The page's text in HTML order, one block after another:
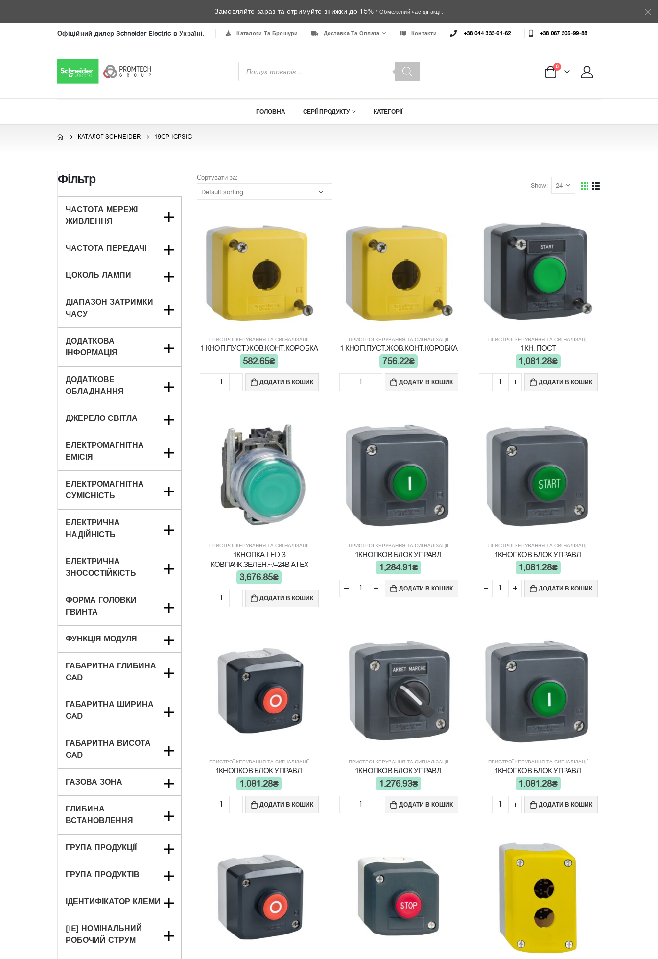
Замовляйте зараз та отримуйте знижки до 15% * Обмежений час дії акції.
Офіційний дилер Schneider Electric в Україні. Каталоги Та Брошури Доставка Та Оплата Контакти +38 044 333-61-62 +38 067 305-99-88
Пошук
товарів
0
ГОЛОВНА СЕРІЇ ПРОДУКТУ КАТЕГОРІЇ
КАТАЛОГ SCHNEIDER 19GP-IGPSIG
Сортувати за:
Show:
ПРИСТРОЇ КЕРУВАННЯ ТА СИГНАЛІЗАЦІЇ
1 КНОП.ПУСТ.ЖОВ.КОНТ.КОРОБКА
582.65₴
ДОДАТИ В КОШИК
ПРИСТРОЇ КЕРУВАННЯ ТА СИГНАЛІЗАЦІЇ
1 КНОП.ПУСТ.ЖОВ.КОНТ.КОРОБКА
756.22₴
ДОДАТИ В КОШИК
ПРИСТРОЇ КЕРУВАННЯ ТА СИГНАЛІЗАЦІЇ
1КН. ПОСТ
1,081.28₴
ДОДАТИ В КОШИК
ПРИСТРОЇ КЕРУВАННЯ ТА СИГНАЛІЗАЦІЇ
1КНОПКА LED З
КОВПАЧК.ЗЕЛЕН.~/=24В ATEX
3,676.85₴
ДОДАТИ В КОШИК
ПРИСТРОЇ КЕРУВАННЯ ТА СИГНАЛІЗАЦІЇ
1КНОПКОВ.БЛОК УПРАВЛ.
1,284.91₴
ДОДАТИ В КОШИК
ПРИСТРОЇ КЕРУВАННЯ ТА СИГНАЛІЗАЦІЇ
1КНОПКОВ.БЛОК УПРАВЛ.
1,081.28₴
ДОДАТИ В КОШИК
ПРИСТРОЇ КЕРУВАННЯ ТА СИГНАЛІЗАЦІЇ
1КНОПКОВ.БЛОК УПРАВЛ.
1,081.28₴
ДОДАТИ В КОШИК
ПРИСТРОЇ КЕРУВАННЯ ТА СИГНАЛІЗАЦІЇ
1КНОПКОВ.БЛОК УПРАВЛ.
1,276.93₴
ДОДАТИ В КОШИК
ПРИСТРОЇ КЕРУВАННЯ ТА СИГНАЛІЗАЦІЇ
1КНОПКОВ.БЛОК УПРАВЛ.
1,081.28₴
ДОДАТИ В КОШИК
Фільтр
ЧАСТОТА МЕРЕЖІ
ЖИВЛЕННЯ
ЧАСТОТА ПЕРЕДАЧІ
ЦОКОЛЬ ЛАМПИ
ДІАПАЗОН ЗАТРИМКИ
ЧАСУ
ДОДАТКОВА
ІНФОРМАЦІЯ
ДОДАТКОВЕ
ОБЛАДНАННЯ
ДЖЕРЕЛО СВІТЛА
ЕЛЕКТРОМАГНІТНА
ЕМІСІЯ
ЕЛЕКТРОМАГНІТНА
СУМІСНІСТЬ
ЕЛЕКТРИЧНА
НАДІЙНІСТЬ
ЕЛЕКТРИЧНА
ЗНОСОСТІЙКІСТЬ
ФОРМА ГОЛОВКИ
ГВИНТА
ФУНКЦІЯ МОДУЛЯ
ГАБАРИТНА ГЛИБИНА
CAD
ГАБАРИТНА ШИРИНА
CAD
ГАБАРИТНА ВИСОТА
CAD
ГАЗОВА ЗОНА
ГЛИБИНА
ВСТАНОВЛЕННЯ
ГРУПА ПРОДУКЦІЇ
ГРУПА ПРОДУКТІВ
ІДЕНТИФІКАТОР КЛЕМИ
[IE] НОМІНАЛЬНИЙ
РОБОЧИЙ СТРУМ